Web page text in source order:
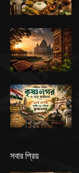
সবার প্রিয়